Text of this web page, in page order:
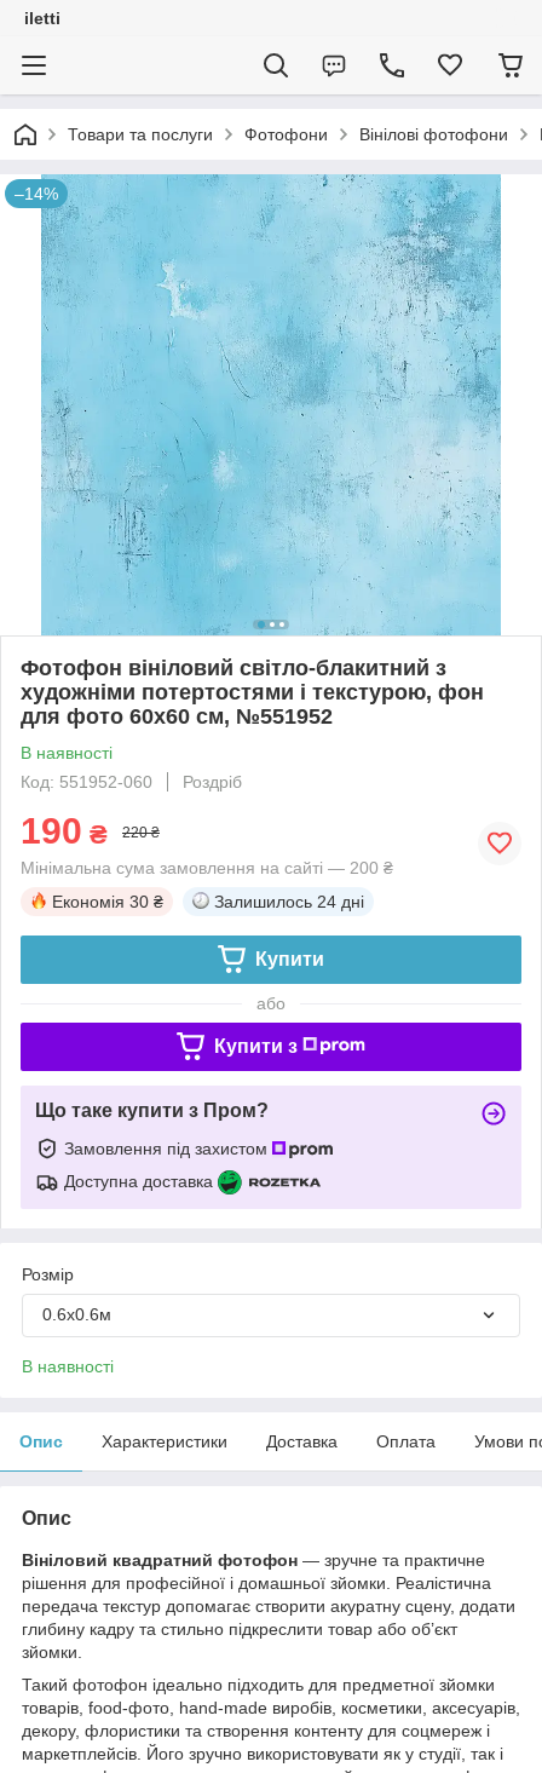
iletti
Товари та послуги Фотофони Вінілові фотофони
–14%
Фотофон вініловий світло-блакитний з
художніми потертостями і текстурою, фон
для фото 60x60 см, №551952
В наявності
Код: 551952-060
Роздріб
190 ₴ 220 ₴
Мінімальна сума замовлення на сайті — 200 ₴
Економія 30 ₴ Залишилось 24 дні
Купити
або
Купити з
Що таке купити з Пром?
Замовлення під захистом
Доступна доставка
Розмір
0.6х0.6м
В наявності
Опис Характеристики Доставка Оплата Умови
Опис
Вініловий квадратний фотофон — зручне та практичне
рішення для професійної і домашньої зйомки. Реалістична
передача текстур допомагає створити акуратну сцену, додати
глибину кадру та стильно підкреслити товар або об’єкт
зйомки.
Такий фотофон ідеально підходить для предметної зйомки
товарів, food-фото, hand-made виробів, косметики, аксесуарів,
декору, флористики та створення контенту для соцмереж і
маркетплейсів. Його зручно використовувати як у студії, так і